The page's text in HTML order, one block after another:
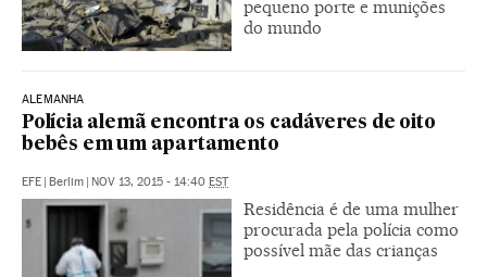
pequeno porte e munições
do mundo
ALEMANHA
Polícia alemã encontra os cadáveres de oito
bebês em um apartamento
EFE | Berlim | NOV 13, 2015 - 14:40 EST
Residência é de uma mulher
procurada pela polícia como
possível mãe das crianças